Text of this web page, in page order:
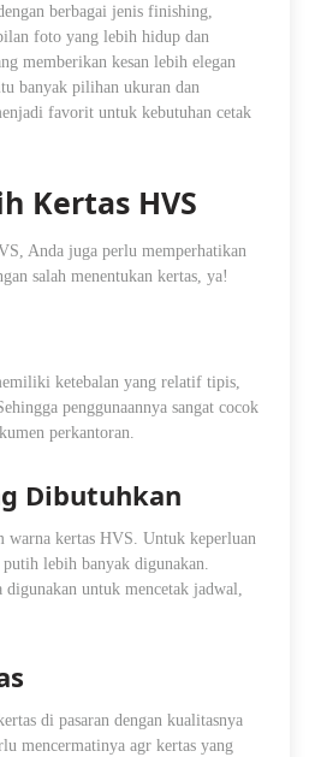
berbagai jenis finishing,
foto yang lebih hidup dan
memberikan kesan lebih elegan
banyak pilihan ukuran dan
favorit untuk kebutuhan cetak
Kertas HVS
Anda juga perlu memperhatikan
salah menentukan kertas, ya!
ketebalan yang relatif tipis,
penggunaannya sangat cocok
perkantoran.
Dibutuhkan
warna kertas HVS. Untuk keperluan
lebih banyak digunakan.
digunakan untuk mencetak jadwal,
di pasaran dengan kualitasnya
mencermatinya agr kertas yang